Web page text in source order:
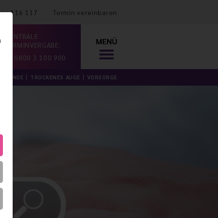
116 117 Termin vereinbaren
ZENTRALE
TERMINVERGABE:
0800 3 100 900
MENÜ
TROCKENES AUGE VORSORGE